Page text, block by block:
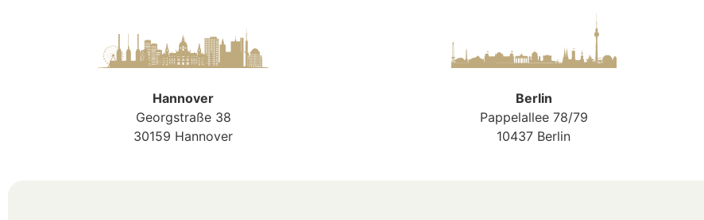
Hannover
Georgstraße 38
30159 Hannover
Berlin
Pappelallee 78/79
10437 Berlin